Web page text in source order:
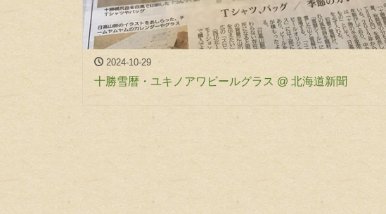
2024-10-29
十勝雪暦・ユキノアワビールグラス @ 北海道新聞